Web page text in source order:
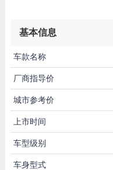
基本信息
车款名称
厂商指导价
城市参考价
上市时间
车型级别
车身型式